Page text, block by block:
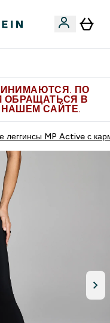
ПО
ОБРАЩАТЬСЯ В
САЙТЕ.
леггинсы MP Active с